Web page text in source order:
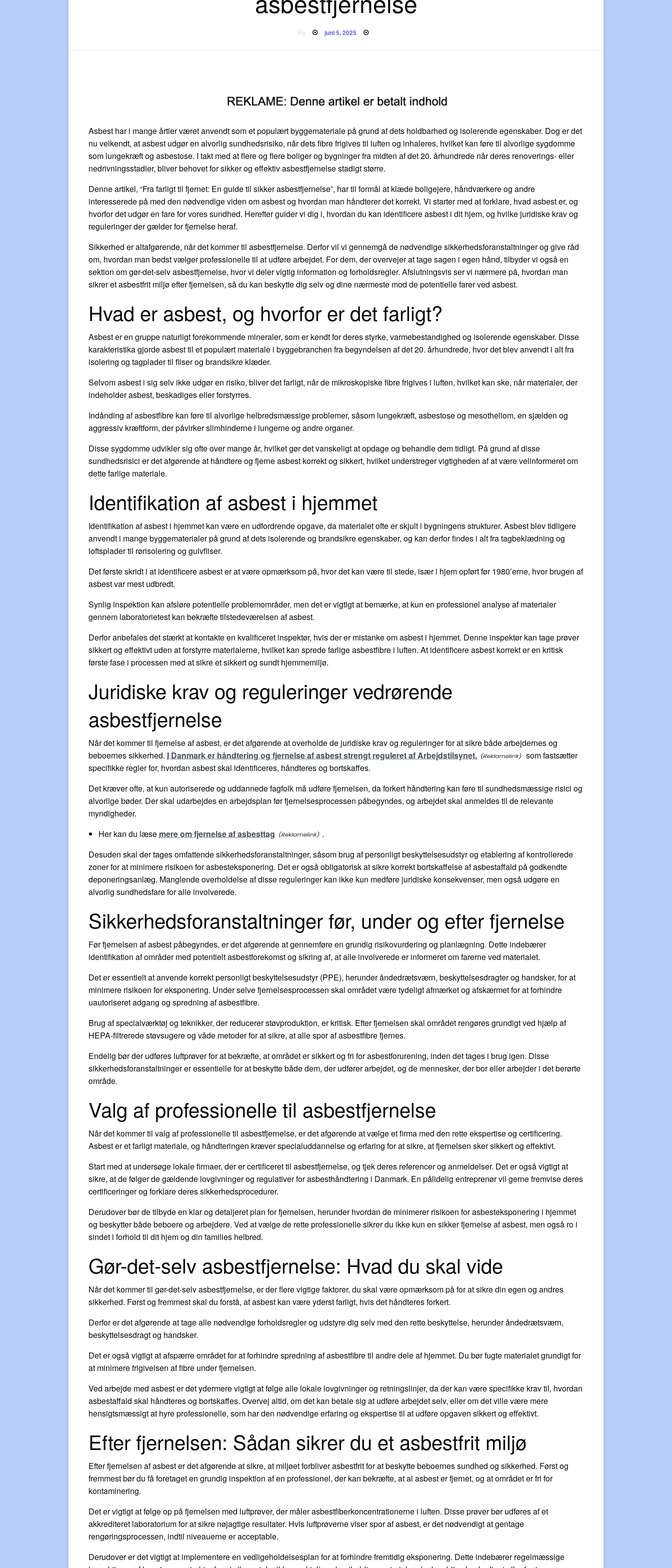
Posted
on
juni 5, 2025
Asbest har i mange årtier været anvendt som et populært byggemateriale på grund af dets holdbarhed og isolerende egenskaber. Dog er det
nu velkendt, at asbest udgør en alvorlig sundhedsrisiko, når dets fibre frigives til luften og inhaleres, hvilket kan føre til alvorlige sygdomme
som lungekræft og asbestose. I takt med at flere og flere boliger og bygninger fra midten af det 20. århundrede når deres renoverings- eller
nedrivningsstadier, bliver behovet for sikker og effektiv asbestfjernelse stadigt større.
Denne artikel, “Fra farligt til fjernet: En guide til sikker asbestfjernelse”, har til formål at klæde boligejere, håndværkere og andre
interesserede på med den nødvendige viden om asbest og hvordan man håndterer det korrekt. Vi starter med at forklare, hvad asbest er, og
hvorfor det udgør en fare for vores sundhed. Herefter guider vi dig i, hvordan du kan identificere asbest i dit hjem, og hvilke juridiske krav og
reguleringer der gælder for fjernelse heraf.
Sikkerhed er altafgørende, når det kommer til asbestfjernelse. Derfor vil vi gennemgå de nødvendige sikkerhedsforanstaltninger og give råd
om, hvordan man bedst vælger professionelle til at udføre arbejdet. For dem, der overvejer at tage sagen i egen hånd, tilbyder vi også en
sektion om gør-det-selv asbestfjernelse, hvor vi deler vigtig information og forholdsregler. Afslutningsvis ser vi nærmere på, hvordan man
sikrer et asbestfrit miljø efter fjernelsen, så du kan beskytte dig selv og dine nærmeste mod de potentielle farer ved asbest.
Hvad er asbest, og hvorfor er det farligt?
Asbest er en gruppe naturligt forekommende mineraler, som er kendt for deres styrke, varmebestandighed og isolerende egenskaber. Disse
karakteristika gjorde asbest til et populært materiale i byggebranchen fra begyndelsen af det 20. århundrede, hvor det blev anvendt i alt fra
isolering og tagplader til fliser og brandsikre klæder.
Selvom asbest i sig selv ikke udgør en risiko, bliver det farligt, når de mikroskopiske fibre frigives i luften, hvilket kan ske, når materialer, der
indeholder asbest, beskadiges eller forstyrres.
Indånding af asbestfibre kan føre til alvorlige helbredsmæssige problemer, såsom lungekræft, asbestose og mesotheliom, en sjælden og
aggressiv kræftform, der påvirker slimhinderne i lungerne og andre organer.
Disse sygdomme udvikler sig ofte over mange år, hvilket gør det vanskeligt at opdage og behandle dem tidligt. På grund af disse
sundhedsrisici er det afgørende at håndtere og fjerne asbest korrekt og sikkert, hvilket understreger vigtigheden af at være velinformeret om
dette farlige materiale.
Identifikation af asbest i hjemmet
Identifikation af asbest i hjemmet kan være en udfordrende opgave, da materialet ofte er skjult i bygningens strukturer. Asbest blev tidligere
anvendt i mange byggematerialer på grund af dets isolerende og brandsikre egenskaber, og kan derfor findes i alt fra tagbeklædning og
loftsplader til rørisolering og gulvfliser.
Det første skridt i at identificere asbest er at være opmærksom på, hvor det kan være til stede, især i hjem opført før 1980’erne, hvor brugen af
asbest var mest udbredt.
Synlig inspektion kan afsløre potentielle problemområder, men det er vigtigt at bemærke, at kun en professionel analyse af materialer
gennem laboratorietest kan bekræfte tilstedeværelsen af asbest.
Derfor anbefales det stærkt at kontakte en kvalificeret inspektør, hvis der er mistanke om asbest i hjemmet. Denne inspektør kan tage prøver
sikkert og effektivt uden at forstyrre materialerne, hvilket kan sprede farlige asbestfibre i luften. At identificere asbest korrekt er en kritisk
første fase i processen med at sikre et sikkert og sundt hjemmemiljø.
Juridiske krav og reguleringer vedrørende
asbestfjernelse
Når det kommer til fjernelse af asbest, er det afgørende at overholde de juridiske krav og reguleringer for at sikre både arbejdernes og
beboernes sikkerhed. I Danmark er håndtering og fjernelse af asbest strengt reguleret af Arbejdstilsynet,
som fastsætter
specifikke regler for, hvordan asbest skal identificeres, håndteres og bortskaffes.
Det kræver ofte, at kun autoriserede og uddannede fagfolk må udføre fjernelsen, da forkert håndtering kan føre til sundhedsmæssige risici og
alvorlige bøder. Der skal udarbejdes en arbejdsplan før fjernelsesprocessen påbegyndes, og arbejdet skal anmeldes til de relevante
myndigheder.
Her kan du læse mere om fjernelse af asbesttag
.
Desuden skal der tages omfattende sikkerhedsforanstaltninger, såsom brug af personligt beskyttelsesudstyr og etablering af kontrollerede
zoner for at minimere risikoen for asbesteksponering. Det er også obligatorisk at sikre korrekt bortskaffelse af asbestaffald på godkendte
deponeringsanlæg. Manglende overholdelse af disse reguleringer kan ikke kun medføre juridiske konsekvenser, men også udgøre en
alvorlig sundhedsfare for alle involverede.
Sikkerhedsforanstaltninger før, under og efter fjernelse
Før fjernelsen af asbest påbegyndes, er det afgørende at gennemføre en grundig risikovurdering og planlægning. Dette indebærer
identifikation af områder med potentielt asbestforekomst og sikring af, at alle involverede er informeret om farerne ved materialet.
Det er essentielt at anvende korrekt personligt beskyttelsesudstyr (PPE), herunder åndedrætsværn, beskyttelsesdragter og handsker, for at
minimere risikoen for eksponering. Under selve fjernelsesprocessen skal området være tydeligt afmærket og afskærmet for at forhindre
uautoriseret adgang og spredning af asbestfibre.
Brug af specialværktøj og teknikker, der reducerer støvproduktion, er kritisk. Efter fjernelsen skal området rengøres grundigt ved hjælp af
HEPA-filtrerede støvsugere og våde metoder for at sikre, at alle spor af asbestfibre fjernes.
Endelig bør der udføres luftprøver for at bekræfte, at området er sikkert og fri for asbestforurening, inden det tages i brug igen. Disse
sikkerhedsforanstaltninger er essentielle for at beskytte både dem, der udfører arbejdet, og de mennesker, der bor eller arbejder i det berørte
område.
Valg af professionelle til asbestfjernelse
Når det kommer til valg af professionelle til asbestfjernelse, er det afgørende at vælge et firma med den rette ekspertise og certificering.
Asbest er et farligt materiale, og håndteringen kræver specialuddannelse og erfaring for at sikre, at fjernelsen sker sikkert og effektivt.
Start med at undersøge lokale firmaer, der er certificeret til asbestfjernelse, og tjek deres referencer og anmeldelser. Det er også vigtigt at
sikre, at de følger de gældende lovgivninger og regulativer for asbesthåndtering i Danmark. En pålidelig entreprenør vil gerne fremvise deres
certificeringer og forklare deres sikkerhedsprocedurer.
Derudover bør de tilbyde en klar og detaljeret plan for fjernelsen, herunder hvordan de minimerer risikoen for asbesteksponering i hjemmet
og beskytter både beboere og arbejdere. Ved at vælge de rette professionelle sikrer du ikke kun en sikker fjernelse af asbest, men også ro i
sindet i forhold til dit hjem og din families helbred.
Gør-det-selv asbestfjernelse: Hvad du skal vide
Når det kommer til gør-det-selv asbestfjernelse, er der flere vigtige faktorer, du skal være opmærksom på for at sikre din egen og andres
sikkerhed. Først og fremmest skal du forstå, at asbest kan være yderst farligt, hvis det håndteres forkert.
Derfor er det afgørende at tage alle nødvendige forholdsregler og udstyre dig selv med den rette beskyttelse, herunder åndedrætsværn,
beskyttelsesdragt og handsker.
Det er også vigtigt at afspærre området for at forhindre spredning af asbestfibre til andre dele af hjemmet. Du bør fugte materialet grundigt for
at minimere frigivelsen af fibre under fjernelsen.
Ved arbejde med asbest er det ydermere vigtigt at følge alle lokale lovgivninger og retningslinjer, da der kan være specifikke krav til, hvordan
asbestaffald skal håndteres og bortskaffes. Overvej altid, om det kan betale sig at udføre arbejdet selv, eller om det ville være mere
hensigtsmæssigt at hyre professionelle, som har den nødvendige erfaring og ekspertise til at udføre opgaven sikkert og effektivt.
Efter fjernelsen: Sådan sikrer du et asbestfrit miljø
Efter fjernelsen af asbest er det afgørende at sikre, at miljøet forbliver asbestfrit for at beskytte beboernes sundhed og sikkerhed. Først og
fremmest bør du få foretaget en grundig inspektion af en professionel, der kan bekræfte, at al asbest er fjernet, og at området er fri for
kontaminering.
Det er vigtigt at følge op på fjernelsen med luftprøver, der måler asbestfiberkoncentrationerne i luften. Disse prøver bør udføres af et
akkrediteret laboratorium for at sikre nøjagtige resultater. Hvis luftprøverne viser spor af asbest, er det nødvendigt at gentage
rengøringsprocessen, indtil niveauerne er acceptable.
Derudover er det vigtigt at implementere en vedligeholdelsesplan for at forhindre fremtidig eksponering. Dette indebærer regelmæssige